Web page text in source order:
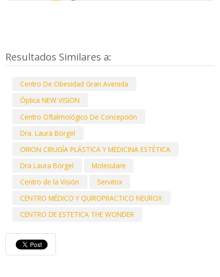
Resultados Similares a:
Centro De Obesidad Gran Avenida
Óptica NEW VISION
Centro Oftalmológico De Concepción
Dra. Laura Börgel
ORION CIRUGÍA PLÁSTICA Y MEDICINA ESTÉTICA
Dra Laura Börgel
Moleculare
Centro de la Visión
Servitox
CENTRO MÉDICO Y QUIROPRACTICO NEUROX
CENTRO DE ESTETICA THE WONDER